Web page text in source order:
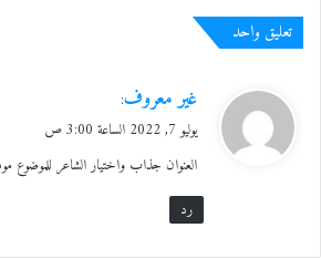
تعليق واحد
ي
و
ل
غير معروف:
يوليو 7, 2022 الساعة 3:00 ص
العنوان جذاب واختيار الشاعر للموضوع
رد